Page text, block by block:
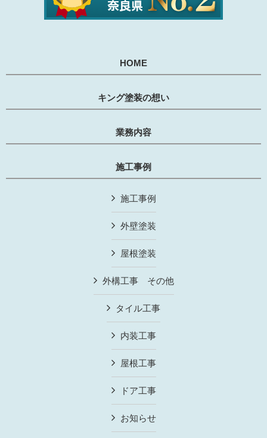
HOME
キング塗装の想い
業務内容
施工事例
施工事例
外壁塗装
屋根塗装
外構工事 その他
タイル工事
内装工事
屋根工事
ドア工事
お知らせ